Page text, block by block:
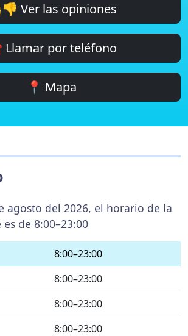
Ver las opiniones
por teléfono
📍 Mapa
agosto del 2026, el horario de la
de 8:00–23:00
8:00–23:00
8:00–23:00
8:00–23:00
8:00–23:00